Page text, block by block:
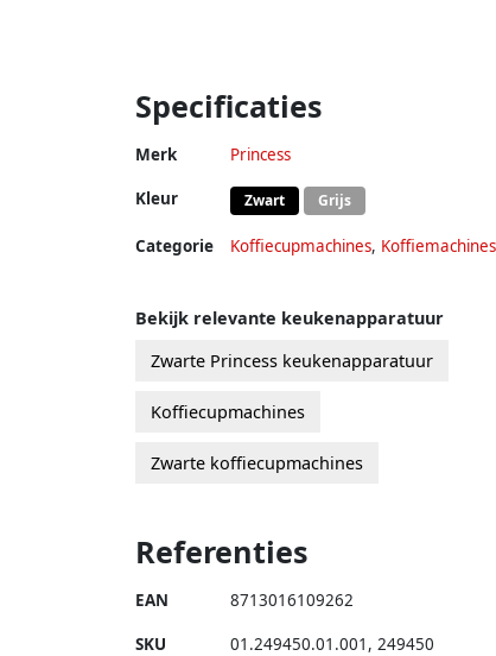
Specificaties
Merk Princess
Kleur Zwart Grijs
Categorie Koffiecupmachines, Koffiemachines
Bekijk relevante keukenapparatuur
Zwarte Princess keukenapparatuur
Koffiecupmachines
Zwarte koffiecupmachines
Referenties
EAN 8713016109262
SKU 01.249450.01.001 , 249450